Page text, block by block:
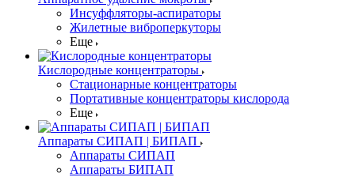
Инсуффляторы-аспираторы
Жилетные виброперкуторы
Еще
Кислородные концентраторы
Стационарные концентраторы
Портативные концентраторы кислорода
Еще
Аппараты СИПАП | БИПАП
Аппараты СИПАП
Аппараты БИПАП